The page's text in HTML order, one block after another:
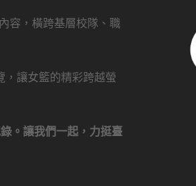
容，橫跨基層校隊、職
，讓女籃的精彩跨越螢
。讓我們一起，力挺臺